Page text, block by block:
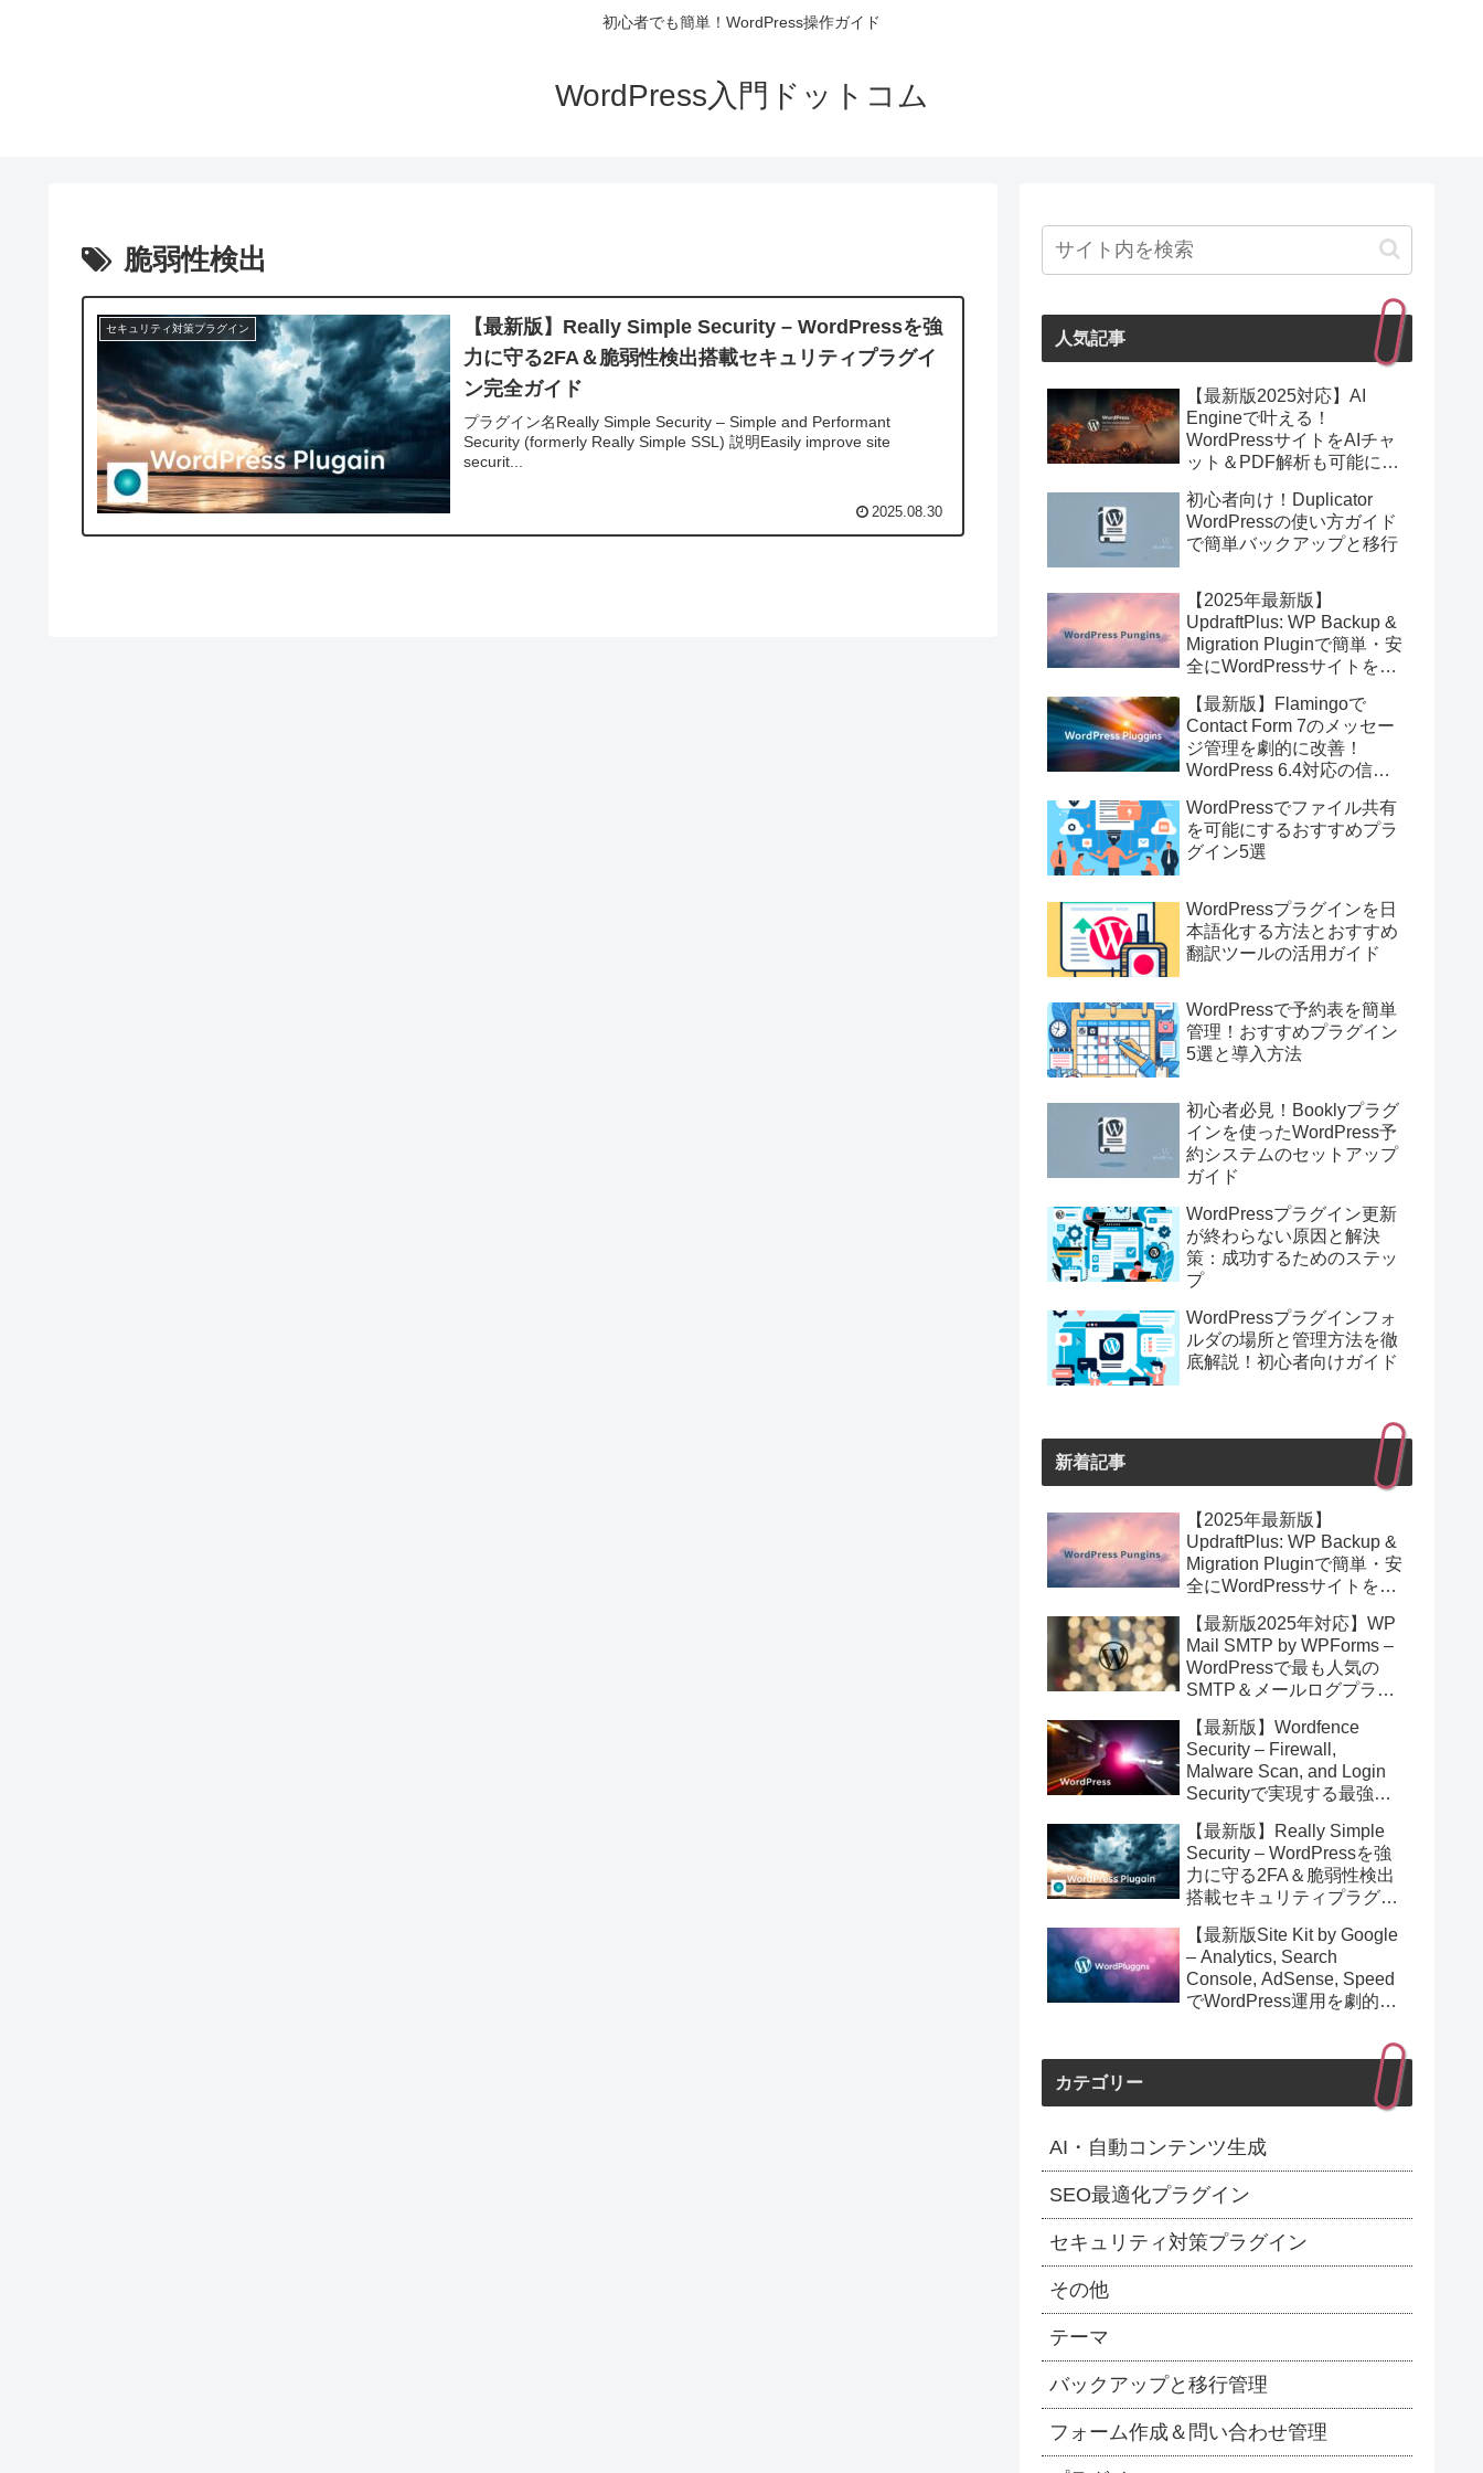
初心者でも簡単！WordPress操作ガイド
WordPress入門ドットコム
脆弱性検出
セキュリティ対策プラグイン
【最新版】Really Simple Security – WordPressを強
力に守る2FA＆脆弱性検出搭載セキュリティプラグイ
ン完全ガイド
プラグイン名Really Simple Security – Simple and Performant
Security (formerly Really Simple SSL) 説明Easily improve site
securit...
2025.08.30
人気記事
【最新版2025対応】AI
Engineで叶える！
WordPressサイトをAIチャ
ット＆PDF解析も可能にす
初心者向け！Duplicator
WordPressの使い方ガイド
で簡単バックアップと移行
【2025年最新版】
UpdraftPlus: WP Backup &
Migration Pluginで簡単・安
全にWordPressサイトを即
【最新版】Flamingoで
Contact Form 7のメッセー
ジ管理を劇的に改善！
WordPress 6.4対応の信頼
WordPressでファイル共有
を可能にするおすすめプラ
グイン5選
WordPressプラグインを日
本語化する方法とおすすめ
翻訳ツールの活用ガイド
WordPressで予約表を簡単
管理！おすすめプラグイン
5選と導入方法
初心者必見！Booklyプラグ
インを使ったWordPress予
約システムのセットアップ
ガイド
WordPressプラグイン更新
が終わらない原因と解決
策：成功するためのステッ
プ
WordPressプラグインフォ
ルダの場所と管理方法を徹
底解説！初心者向けガイド
新着記事
【2025年最新版】
UpdraftPlus: WP Backup &
Migration Pluginで簡単・安
全にWordPressサイトを即
【最新版2025年対応】WP
Mail SMTP by WPForms –
WordPressで最も人気の
SMTP＆メールログプラグ
ル配信を簡単実現
【最新版】Wordfence
Security – Firewall,
Malware Scan, and Login
Securityで実現する最強の
【2025年4月更新】
【最新版】Really Simple
Security – WordPressを強
力に守る2FA＆脆弱性検出
搭載セキュリティプラグイ
【最新版Site Kit by Google
– Analytics, Search
Console, AdSense, Speed
でWordPress運用を劇的に
カテゴリー
AI・自動コンテンツ生成
SEO最適化プラグイン
セキュリティ対策プラグイン
その他
テーマ
バックアップと移行管理
フォーム作成＆問い合わせ管理